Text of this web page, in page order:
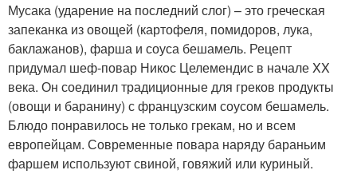
Мусака (ударение на последний слог) – это греческая
запеканка из овощей (картофеля, помидоров, лука,
баклажанов), фарша и соуса бешамель. Рецепт
придумал шеф-повар Никос Целемендис в начале XX
века. Он соединил традиционные для греков продукты
(овощи и баранину) с французским соусом бешамель.
Блюдо понравилось не только грекам, но и всем
европейцам. Современные повара наряду бараньим
фаршем используют свиной, говяжий или куриный.